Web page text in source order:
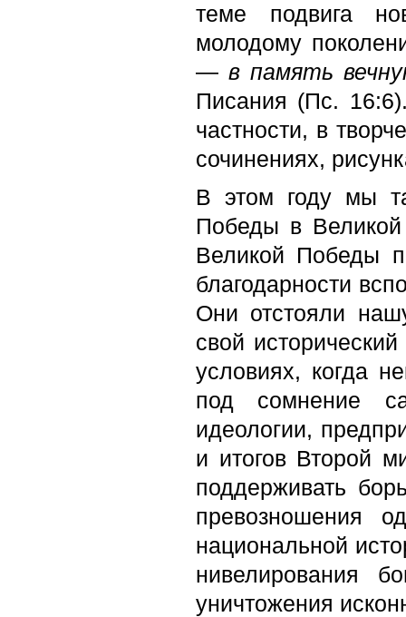
теме подвига
молодому
— в память
Писания (Пс.
частности, в
сочинениях,
В этом году мы
Победы в Великой
Великой Победы
благодарности
Они отстояли
свой
условиях, когда
под сомнение
идеологии,
и итогов Второй
поддерживать
превозношения
национальной
нивелирования
уничтожения